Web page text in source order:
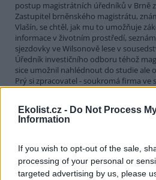
Ekolist.cz - Do Not Process
Information
If you wish to opt-out of the sale,
processing of your personal or
targeted advertising by us, please
postup magistrátních úředníků v Brně
Zastupitel brněnského magistrátu,
Vlašín, se chtěl, jak mu to umožňuje
informace v životním prostředí,
sjezdovky ve Wilsonově lese v
Úředník investičního odboru téhož
sice umožnil nahlédnout do studie ale
Prý si zpracovatel - soukromá firma ve
vymínil, že nesmí být kopírována.
policii trestní oznámení pro krádež a
primátora města Brna Petr Zbytek
téměř sto tisíc, tak ho přece
duševní vlastnictví".